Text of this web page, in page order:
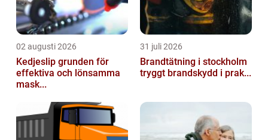
02 augusti 2026
Kedjeslip grunden för
effektiva och lönsamma
mask...
31 juli 2026
Brandtätning i stockholm
tryggt brandskydd i prak...